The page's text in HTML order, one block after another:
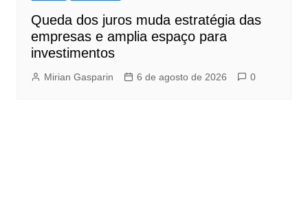
Queda dos juros muda estratégia das
empresas e amplia espaço para
investimentos
Mirian Gasparin 6 de agosto de 2026 0